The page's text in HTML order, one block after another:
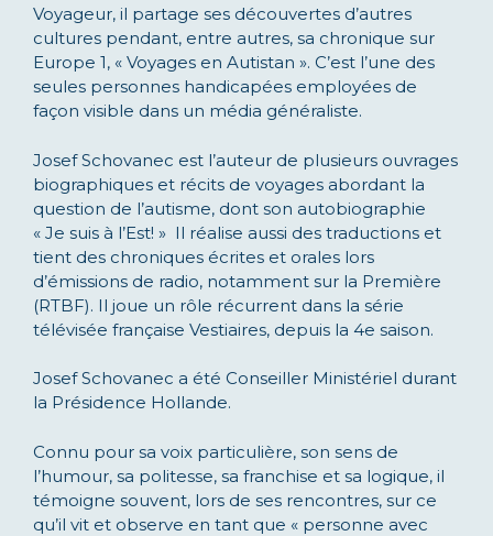
Voyageur, il partage ses découvertes d’autres
cultures pendant, entre autres, sa chronique sur
Europe 1, « Voyages en Autistan ». C’est l’une des
seules personnes handicapées employées de
façon visible dans un média généraliste.
Josef Schovanec est l’auteur de plusieurs ouvrages
biographiques et récits de voyages abordant la
question de l’autisme, dont son autobiographie
« Je suis à l’Est! » Il réalise aussi des traductions et
tient des chroniques écrites et orales lors
d’émissions de radio, notamment sur la Première
(RTBF). Il joue un rôle récurrent dans la série
télévisée française Vestiaires, depuis la 4e saison.
Josef Schovanec a été Conseiller Ministériel durant
la Présidence Hollande.
Connu pour sa voix particulière, son sens de
l’humour, sa politesse, sa franchise et sa logique, il
témoigne souvent, lors de ses rencontres, sur ce
qu’il vit et observe en tant que « personne avec